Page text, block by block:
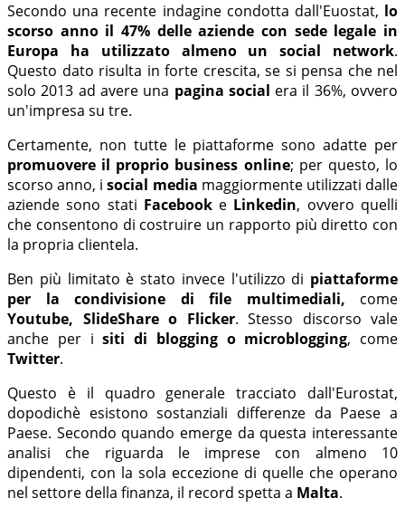
Secondo una recente indagine condotta dall'Euostat, lo
scorso anno il 47% delle aziende con sede legale in
Europa ha utilizzato almeno un social network.
Questo dato risulta in forte crescita, se si pensa che nel
solo 2013 ad avere una pagina social era il 36%, ovvero
un'impresa su tre.
Certamente, non tutte le piattaforme sono adatte per
promuovere il proprio business online; per questo, lo
scorso anno, isocial media maggiormente utilizzati dalle
aziende sono stati Facebooke Linkedin, ovvero quelli
che consentono di costruire un rapporto più diretto con
la propria clientela.
Ben più limitato è stato invece l'utilizzo di piattaforme
per la condivisione di file multimediali, come
Youtube, SlideShare o Flicker. Stesso discorso vale
anche per isiti di blogging o microblogging, come
Twitter.
Questo è il quadro generale tracciato dall'Eurostat,
dopodichè esistono sostanziali differenze da Paese a
Paese. Secondo quando emerge da questa interessante
analisi che riguarda le imprese con almeno 10
dipendenti, con la sola eccezione di quelle che operano
nel settore della finanza, il record spetta a Malta.